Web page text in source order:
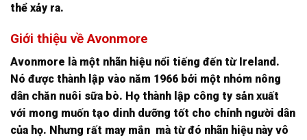
thể xảy ra.
Giới thiệu về Avonmore
Avonmore là một nhãn hiệu nổi tiếng đến từ Ireland.
Nó được thành lập vào năm 1966 bởi một nhóm nông
dân chăn nuôi sữa bò. Họ thành lập công ty sản xuất
với mong muốn tạo dinh dưỡng tốt cho chính người dân
của họ. Nhưng rất may mắn mà từ đó nhãn hiệu này vô